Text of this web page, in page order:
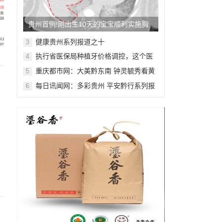
贵州首例!刚出生10天的宝宝顺利实施胸
腔镜下肺段切除术
3 健康贵州系列报道之十
4
执行省医保局种植牙价格调控，这个医
5
重庆都市网：大美黔东南 钟灵毓秀看黄
6
每日讯闻网：多彩贵州 平安黔行系列报